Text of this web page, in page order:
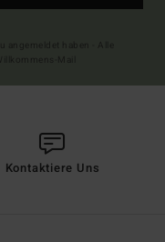
Kontaktiere Uns